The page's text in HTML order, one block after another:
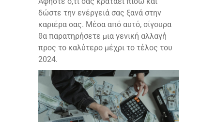
δώστε την ενέργειά σας ξανά στην
καριέρα σας. Μέσα από αυτό, σίγουρα
θα παρατηρήσετε μια γενική αλλαγή
προς το καλύτερο μέχρι το τέλος του
2024.